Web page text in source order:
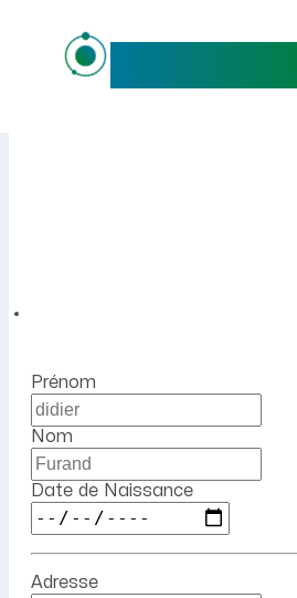
Emploi à Vieu-
Prénom
Nom
Date de Naissance
Adresse